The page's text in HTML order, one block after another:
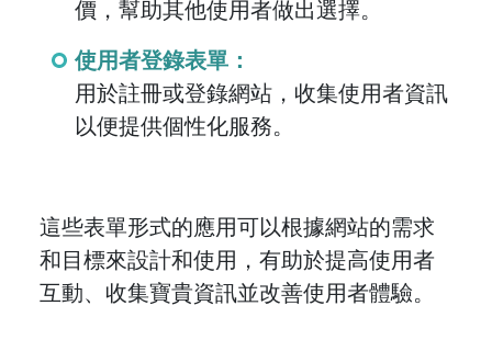
價，幫助其他使用者做出選擇。
使用者登錄表單：
用於註冊或登錄網站，收集使用者資訊
以便提供個性化服務。
這些表單形式的應用可以根據網站的需求
和目標來設計和使用，有助於提高使用者
互動、收集寶貴資訊並改善使用者體驗。